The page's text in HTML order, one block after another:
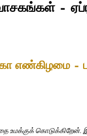
வாசகங்கள் –
எண்கிழமை –
உமக்குக் கொடுக்கிறேன்.